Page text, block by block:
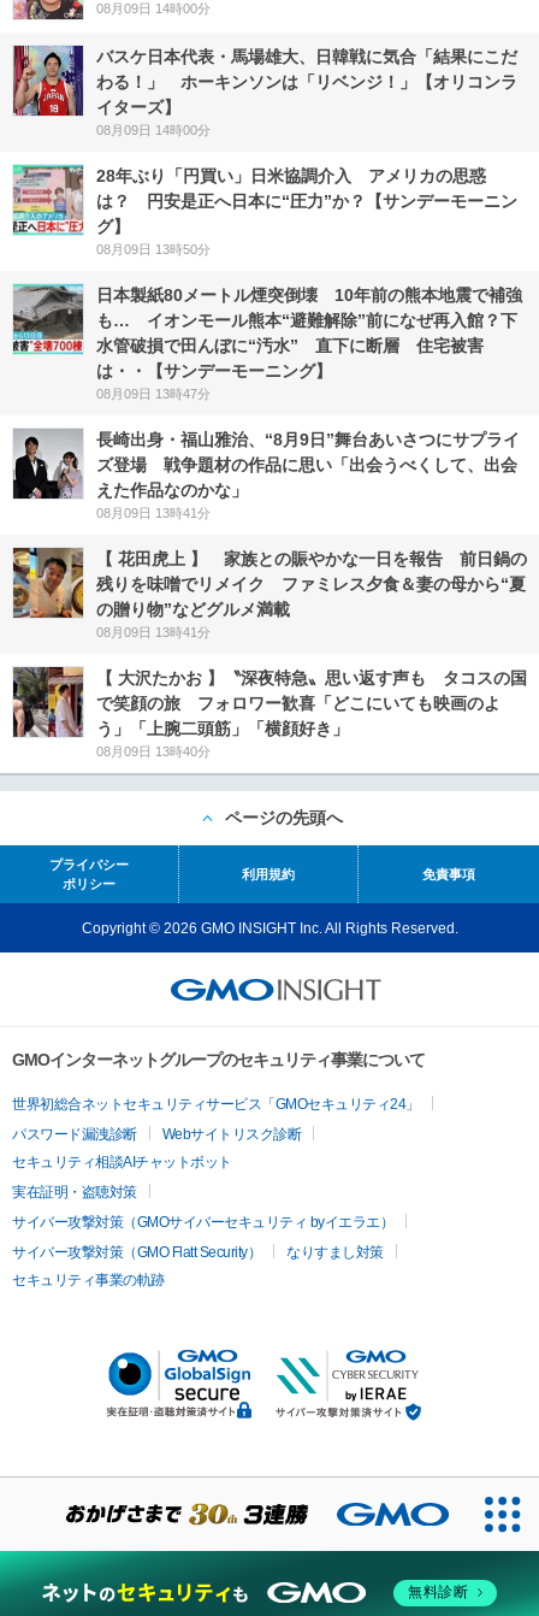
08月09日 14時00分
バスケ日本代表・馬場雄大、日韓戦に気合「結果にこだ
わる！」 ホーキンソンは「リベンジ！」【オリコンラ
イターズ】
08月09日 14時00分
28年ぶり「円買い」日米協調介入 アメリカの思惑
は？ 円安是正へ日本に“圧力”か？【サンデーモーニン
グ】
08月09日 13時50分
日本製紙80メートル煙突倒壊 10年前の熊本地震で補強
も… イオンモール熊本“避難解除”前になぜ再入館？下
水管破損で田んぼに“汚水” 直下に断層 住宅被害
は・・【サンデーモーニング】
08月09日 13時47分
長崎出身・福山雅治、“8月9日”舞台あいさつにサプライ
ズ登場 戦争題材の作品に思い「出会うべくして、出会
えた作品なのかな」
08月09日 13時41分
【 花田虎上 】 家族との賑やかな一日を報告 前日鍋の
残りを味噌でリメイク ファミレス夕食＆妻の母から“夏
の贈り物”などグルメ満載
08月09日 13時41分
【 大沢たかお 】〝深夜特急〟思い返す声も タコスの国
で笑顔の旅 フォロワー歓喜「どこにいても映画のよ
う」「上腕二頭筋」「横顔好き」
08月09日 13時40分
ページの先頭へ
プライバシー
ポリシー
利用規約 免責事項
Copyright © 2026 GMO INSIGHT Inc. All Rights Reserved.
GMOインターネットグループのセキュリティ事業について
世界初総合ネットセキュリティサービス「GMOセキュリティ24」
パスワード漏洩診断
Webサイトリスク診断
セキュリティ相談AIチャットボット
実在証明・盗聴対策
サイバー攻撃対策（GMOサイバーセキュリティ byイエラエ）
サイバー攻撃対策（GMO Flatt Security）
なりすまし対策
セキュリティ事業の軌跡
無料診断